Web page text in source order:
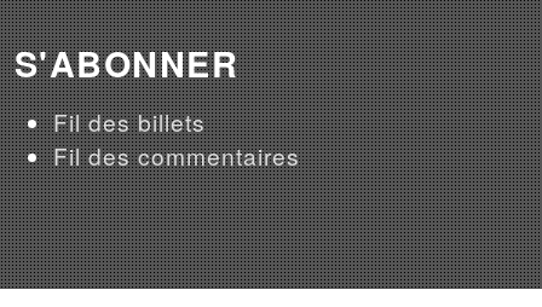
S'ABONNER
Fil des billets
Fil des commentaires